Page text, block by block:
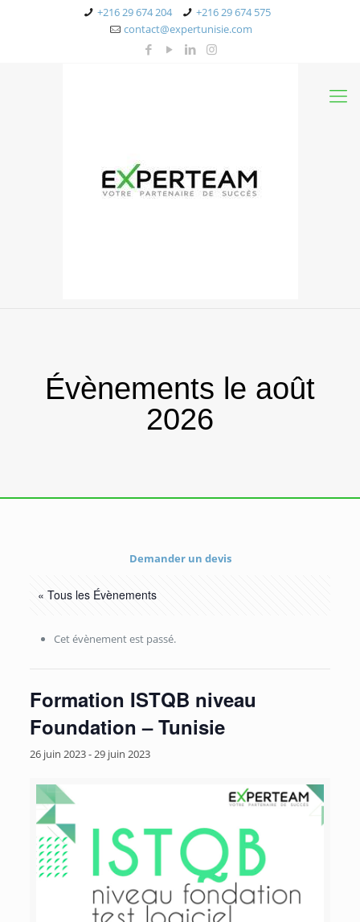
+216 29 674 204
+216 29 674 575
contact@expertunisie.com
Évènements le août
2026
Demander un devis
« Tous les Évènements
Cet évènement est passé.
Formation ISTQB niveau
Foundation – Tunisie
26 juin 2023-29 juin 2023